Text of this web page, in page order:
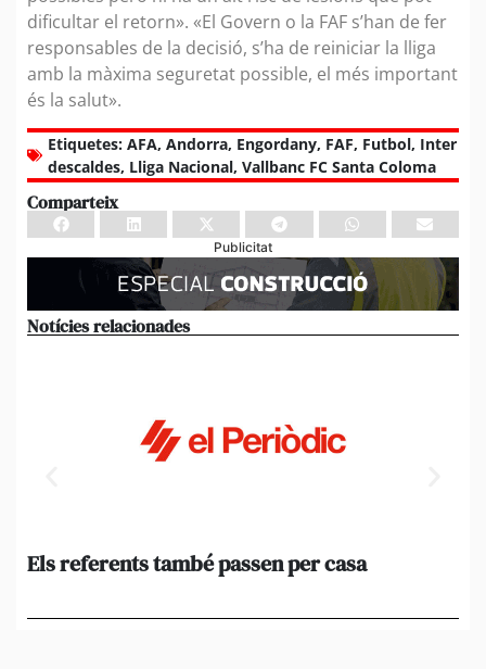
dificultar el retorn». «El Govern o la FAF s’han de fer
responsables de la decisió, s’ha de reiniciar la lliga
amb la màxima seguretat possible, el més important
és la salut».
Etiquetes: AFA, Andorra, Engordany, FAF, Futbol, Inter
descaldes, Lliga Nacional, Vallbanc FC Santa Coloma
Comparteix
Publicitat
Notícies relacionades
Els referents també passen per casa